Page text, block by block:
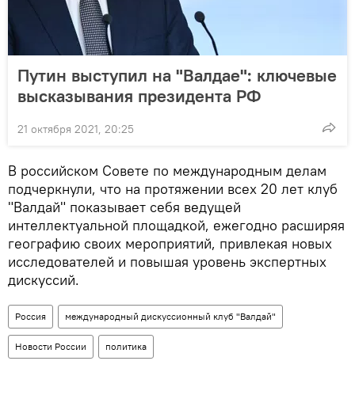
Путин выступил на "Валдае": ключевые
высказывания президента РФ
21 октября 2021, 20:25
В российском Совете по международным делам
подчеркнули, что на протяжении всех 20 лет клуб
"Валдай" показывает себя ведущей
интеллектуальной площадкой, ежегодно расширяя
географию своих мероприятий, привлекая новых
исследователей и повышая уровень экспертных
дискуссий.
Россия международный дискуссионный клуб "Валдай"
Новости России политика